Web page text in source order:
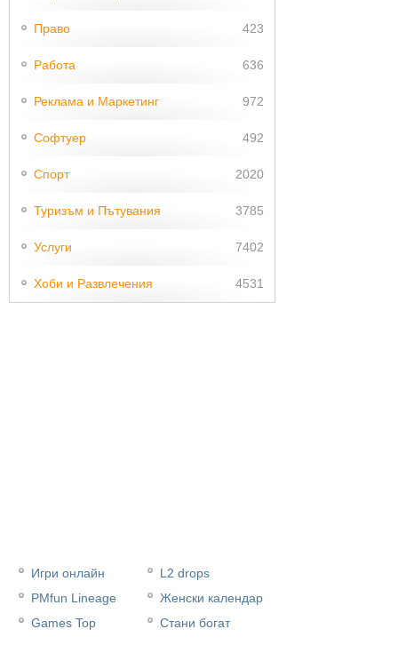
Право 423
Работа 636
Реклама и Маркетинг 972
Софтуер 492
Спорт 2020
Туризъм и Пътувания 3785
Услуги 7402
Хоби и Развлечения 4531
Игри онлайн
PMfun Lineage
Games Top
L2 drops
Женски календар
Стани богат